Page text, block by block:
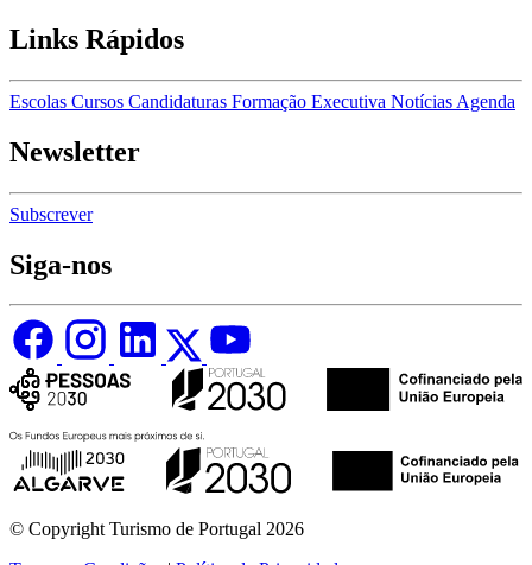
Links Rápidos
Escolas Cursos Candidaturas Formação Executiva Notícias Agenda
Newsletter
Subscrever
Siga-nos
© Copyright Turismo de Portugal 2026